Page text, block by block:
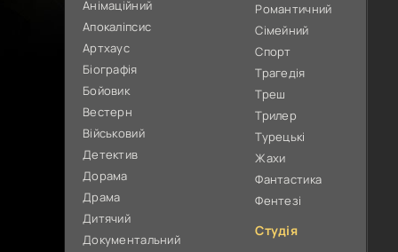
Анімаційний
Апокаліпсис
Артхаус
Біографія
Бойовик
Вестерн
Військовий
Детектив
Дорама
Драма
Дитячий
Документальний
Романтичний
Сімейний
Спорт
Трагедія
Треш
Трилер
Турецькі
Жахи
Фантастика
Фентезі
Студія